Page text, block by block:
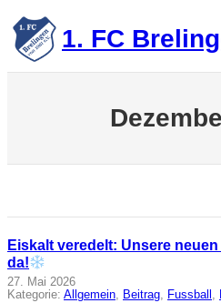
Zum
Inhalt
springen 1. FC
Eiskalt veredelt: Unsere
da!
27. Mai 2026
Kategorie: Allgemein, Beitrag, Fussball ,